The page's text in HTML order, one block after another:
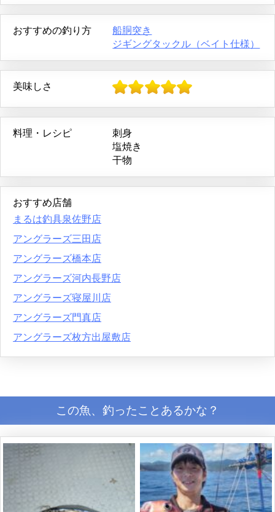
おすすめの釣り方
船胴突き
ジギングタックル（ベイト仕様）
美味しさ
料理・レシピ
刺身
塩焼き
干物
おすすめ店舗
まるは釣具泉佐野店
アングラーズ三田店
アングラーズ橋本店
アングラーズ河内長野店
アングラーズ寝屋川店
アングラーズ門真店
アングラーズ枚方出屋敷店
この魚、釣ったことあるかな？